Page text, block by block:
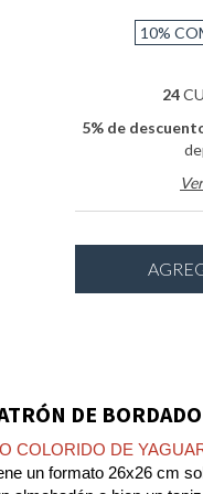
10%
24
5% de
DE
COLORIDO DE
un formato 26x26 cm